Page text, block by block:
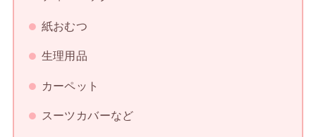
紙おむつ
生理用品
カーペット
スーツカバーなど